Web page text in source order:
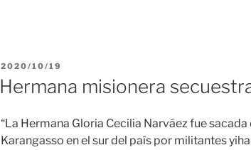
PUBLICADO
2020/10/19
Hermana misionera
“La Hermana Gloria Cecilia Narváez fue sacada
Karangasso en el sur del país por militantes